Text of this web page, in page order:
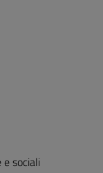
sociali